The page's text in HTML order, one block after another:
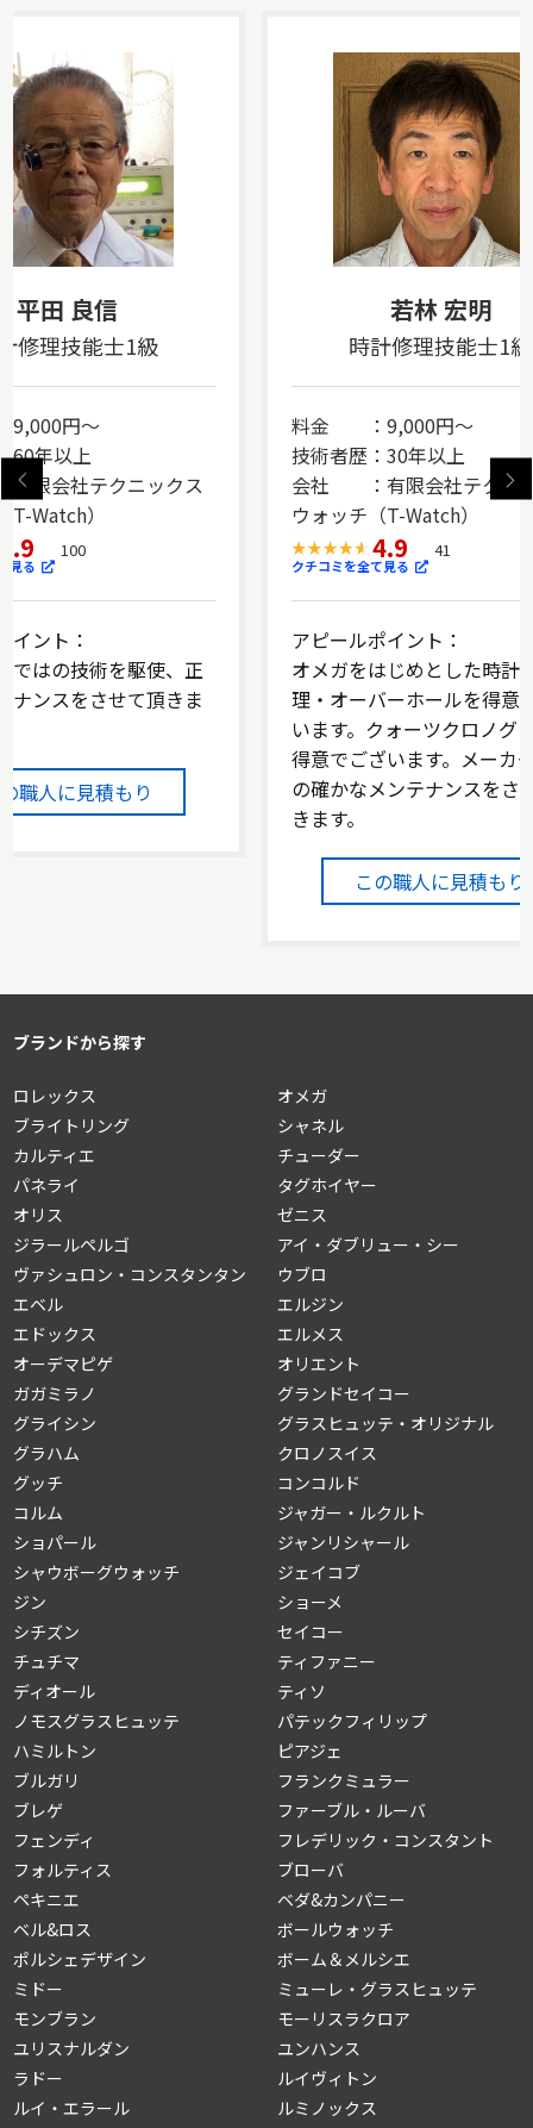
平田 良信
修理技能士1級
円～
60年以上
限会社テクニックス
T-Watch）
4.9 100
見る
イント：
ではの技術を駆使、正
ナンスをさせて頂きま
職人に見積もり
若林 宏明
時計修理技能士1級
料金 ：9,000円～
技術者歴：30年以上
会社 ：有限会社テクニ
ウォッチ（T-Watch）
4.9 41
クチコミを全て見る
アピールポイント：
オメガをはじめとした時計
理・オーバーホールを得意
います。クォーツクロノグ
得意でございます。メーカ
の確かなメンテナンスをさ
きます。
この職人に見積もり
ブランドから探す
ロレックス
オメガ
ブライトリング
シャネル
カルティエ
チューダー
パネライ
タグホイヤー
オリス
ゼニス
ジラールペルゴ
アイ・ダブリュー・シー
ヴァシュロン・コンスタンタン
ウブロ
エベル
エルジン
エドックス
エルメス
オーデマピゲ
オリエント
ガガミラノ
グランドセイコー
グライシン
グラスヒュッテ・オリジナル
グラハム
クロノスイス
グッチ
コンコルド
コルム
ジャガー・ルクルト
ショパール
ジャンリシャール
シャウボーグウォッチ
ジェイコブ
ジン
ショーメ
シチズン
セイコー
チュチマ
ティファニー
ディオール
ティソ
ノモスグラスヒュッテ
パテックフィリップ
ハミルトン
ピアジェ
ブルガリ
フランクミュラー
ブレゲ
ファーブル・ルーバ
フェンディ
フレデリック・コンスタント
フォルティス
ブローバ
ペキニエ
ベダ&カンパニー
ベル&ロス
ボールウォッチ
ポルシェデザイン
ボーム＆メルシエ
ミドー
ミューレ・グラスヒュッテ
モンブラン
モーリスラクロア
ユリスナルダン
ユンハンス
ラドー
ルイヴィトン
ルイ・エラール
ルミノックス